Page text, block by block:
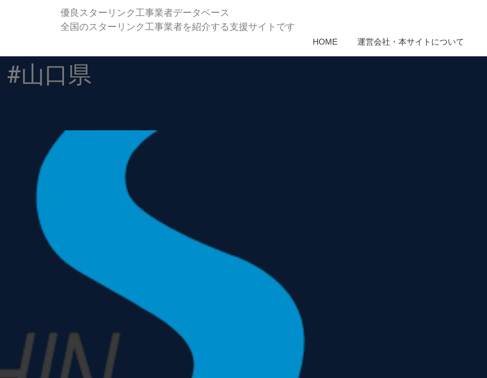
優良スターリンク工事業者データベース
全国のスターリンク工事業者を紹介する支援サイトです
HOME 運営会社・本サイトについて
#山口県